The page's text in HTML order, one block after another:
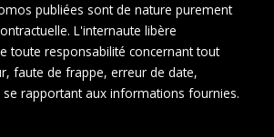
publiées sont de nature purement
L'internaute libère
toute responsabilité concernant tout
faute de frappe, erreur de date,
se rapportant aux informations fournies.